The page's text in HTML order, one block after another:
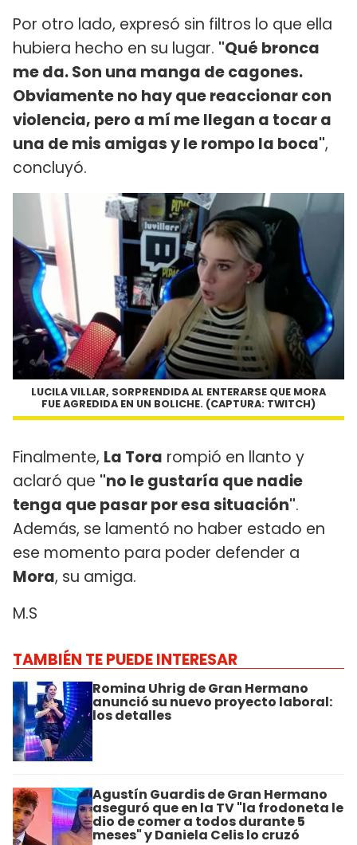
Por otro lado, expresó sin filtros lo que ella
hubiera hecho en su lugar. "Qué bronca
me da. Son una manga de cagones.
Obviamente no hay que reaccionar con
violencia, pero a mí me llegan a tocar a
una de mis amigas y le rompo la boca",
concluyó.
LUCILA VILLAR, SORPRENDIDA AL ENTERARSE QUE MORA
FUE AGREDIDA EN UN BOLICHE. (CAPTURA: TWITCH)
Finalmente, La Tora rompió en llanto y
aclaró que "no le gustaría que nadie
tenga que pasar por esa situación".
Además, se lamentó no haber estado en
ese momento para poder defender a
Mora, su amiga.
M.S
TAMBIÉN TE PUEDE INTERESAR
Romina Uhrig de Gran Hermano
anunció su nuevo proyecto laboral:
los detalles
Agustín Guardis de Gran Hermano
aseguró que en la TV "la frodoneta le
dio de comer a todos durante 5
meses" y Daniela Celis lo cruzó